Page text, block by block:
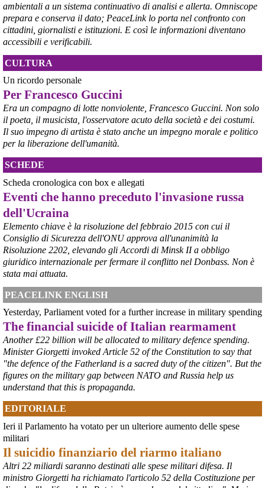
@peacelink - 6/8/2026 21:53
askanews.it/2026/08/05/ex-ilva
“Dal confronto con tutti gli attori e dai contributi raccolti il Governo
per Taranto”, avrebbe detto il ministro Urso.
#Taranto #ILVA
@peacelink - 6/8/2026 21:50
corriereditaranto.it/2026/08/0
Aprendo i lavori, il ministro Urso ha sottolineato come il Governo
debba necessariamente prendere atto della decisione della Corte
d’Appello di Milano, ricordando che il provvedimento è già stato
inserito nella data room della procedura di vendita. “Alla luce del
nuovo scenario – ha spiegato – Jindal ha presentato una proposta
aggiornata sull’intero perimetro aziendale che tiene conto della
chiusura dell’area a caldo e che i commissari stanno valutando”.
#
Taranto
@peacelink - 6/8/2026 21:45
borsaitaliana.it/borsa/notizie
Si sta ragionando su un piano B per Taranto dopo la chiusura
dell’area a caldo dell’ILVA?
#ILVA #Taranto
cronachetarantine.it/index.php
provvedimento straordinario per attenuare le conseguenze
economiche e sociali della prevista fermata dell’area a caldo e ha
chiesto alle rappresentanze del territorio di formulare proposte
concrete per definirne i contenuti. Casartigiani valuta positivamente
questa disponibilità.
# ILVA Taranto
ambientali a un sistema continuativo di analisi e allerta. Omniscope
prepara e conserva il dato; PeaceLink lo porta nel confronto con
cittadini, giornalisti e istituzioni. E così le informazioni diventano
accessibili e verificabili.
CULTURA
Un ricordo personale
Per Francesco Guccini
Era un compagno di lotte nonviolente, Francesco Guccini. Non solo
il poeta, il musicista, l'osservatore acuto della società e dei costumi.
Il suo impegno di artista è stato anche un impegno morale e politico
per la liberazione dell'umanità.
SCHEDE
Scheda cronologica con box e allegati
Eventi che hanno preceduto l'invasione russa
dell'Ucraina
Elemento chiave è la risoluzione del febbraio 2015 con cui il
Consiglio di Sicurezza dell'ONU approva all'unanimità la
Risoluzione 2202, elevando gli Accordi di Minsk II a obbligo
giuridico internazionale per fermare il conflitto nel Donbass. Non è
stata mai attuata.
PEACELINK ENGLISH
Yesterday, Parliament voted for a further increase in military spending
The financial suicide of Italian rearmament
Another £22 billion will be allocated to military defence spending.
Minister Giorgetti invoked Article 52 of the Constitution to say that
"the defence of the Fatherland is a sacred duty of the citizen". But the
figures on the military gap between NATO and Russia help us
understand that this is propaganda.
EDITORIALE
Ieri il Parlamento ha votato per un ulteriore aumento delle spese
militari
Il suicidio finanziario del riarmo italiano
Altri 22 miliardi saranno destinati alle spese militari difesa. Il
ministro Giorgetti ha richiamato l'articolo 52 della Costituzione per